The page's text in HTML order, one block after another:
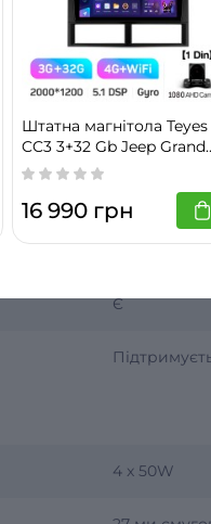
Є
Є
Є
Є
4 x 50W
Штатна магнітола Teyes
CC3 3+32 Gb Jeep Grand
Cherokee II WJ 1998-2004
16 990 грн